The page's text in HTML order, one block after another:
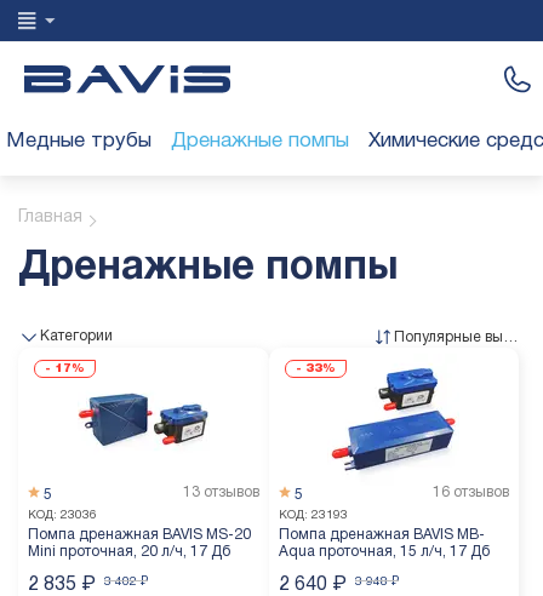
Медные трубы Дренажные помпы Химические
Дренажные помпы
Главная
Категории Популярные выше
- 17%
13 отзывов
5
КОД: 23036
Помпа дренажная BAVIS MS-20
Mini проточная, 20 л/ч, 17 Дб
3 402 ₽
2 835 ₽
- 33%
16 отзывов
5
КОД: 23193
Помпа дренажная BAVIS MB-
Aqua проточная, 15 л/ч, 17 Дб
3 948 ₽
2 640 ₽